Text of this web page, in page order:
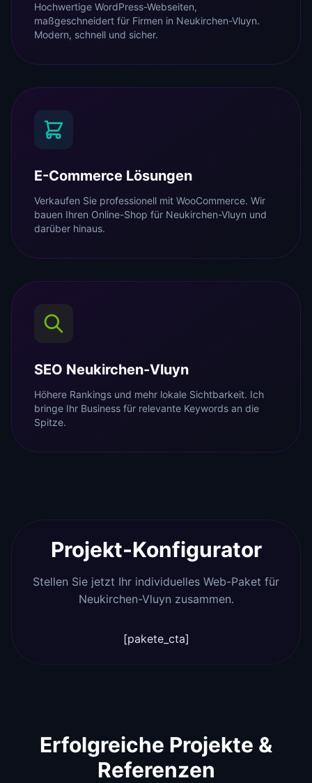
Hochwertige WordPress-Webseiten,
maßgeschneidert für Firmen in Neukirchen-Vluyn.
Modern, schnell und sicher.
E-Commerce Lösungen
Verkaufen Sie professionell mit WooCommerce. Wir
bauen Ihren Online-Shop für Neukirchen-Vluyn und
darüber hinaus.
SEO Neukirchen-Vluyn
Höhere Rankings und mehr lokale Sichtbarkeit. Ich
bringe Ihr Business für relevante Keywords an die
Spitze.
Projekt-Konfigurator
Stellen Sie jetzt Ihr individuelles Web-Paket für
Neukirchen-Vluyn zusammen.
[pakete_cta]
Erfolgreiche Projekte &
Referenzen